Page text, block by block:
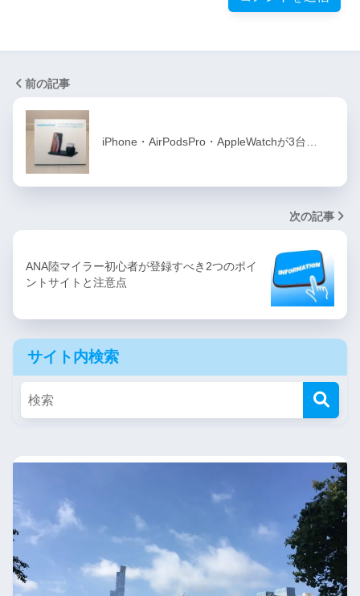
前の記事
iPhone・AirPodsPro・AppleWatchが3台…
次の記事
ANA陸マイラー初心者が登録すべき2つのポイ
ントサイトと注意点
サイト内検索